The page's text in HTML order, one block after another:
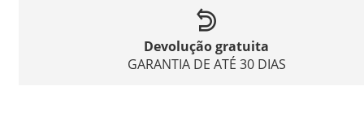
Devolução gratuita
GARANTIA DE ATÉ 30 DIAS